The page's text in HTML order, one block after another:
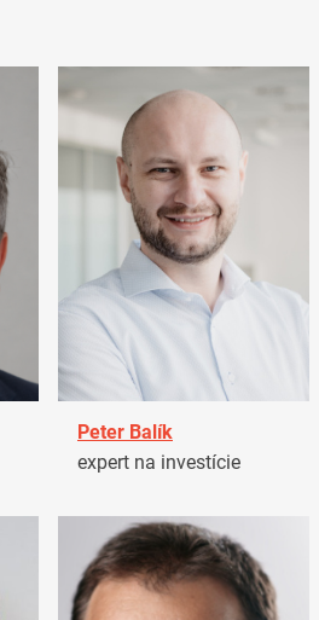
Peter Balík
expert na investície